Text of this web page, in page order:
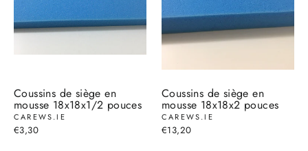
Coussins de siège en
mousse 18x18x1/2 pouces
CAREWS.IE
€3,30
Coussins de siège en
mousse 18x18x2 pouces
CAREWS.IE
€13,20